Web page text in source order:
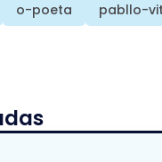
o-poeta
pabllo-